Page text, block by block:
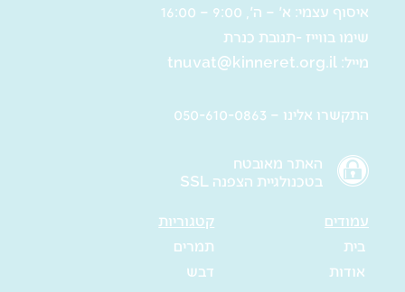
איסוף עצמי: א' – ה', 9:00 – 16:00
שימו בווייז -תנובת כנרת
מייל: tnuvat@kinneret.org.il
התקשרו אלינו – 050-610-0863
האתר מאובטח
בטכנולגיית הצפנה SSL
עמודים
בית
אודות
קטגוריות
תמרים
דבש